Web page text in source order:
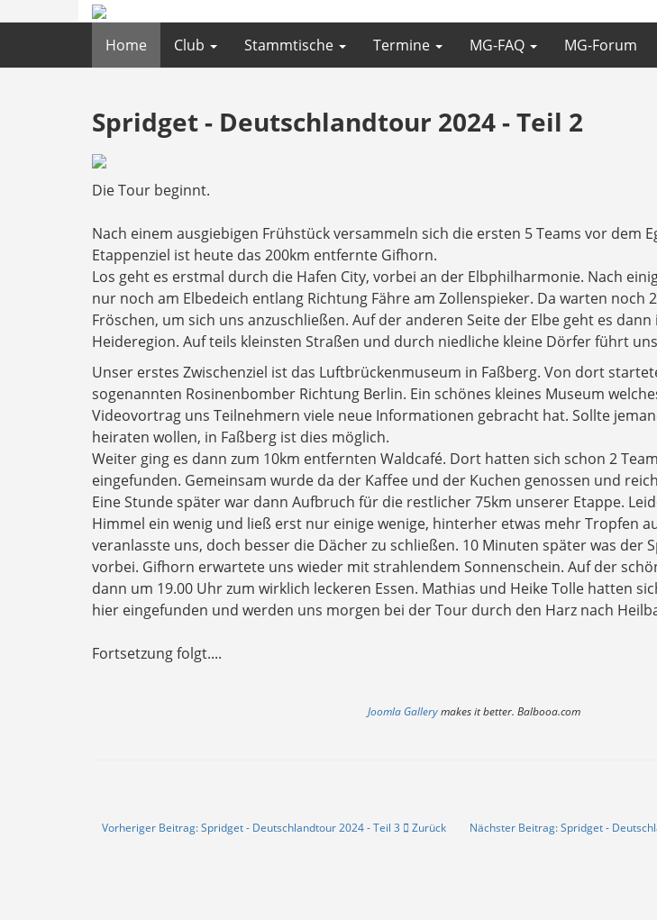
Home Club Stammtische Termine MG-FAQ MG-Forum
Spridget - Deutschlandtour 2024 - Teil 2
Die Tour beginnt.
Nach einem ausgiebigen Frühstück versammeln sich die ersten 5 Teams vor dem
Etappenziel ist heute das 200km entfernte Gifhorn.
Los geht es erstmal durch die Hafen City, vorbei an der Elbphilharmonie. Nach
nur noch am Elbedeich entlang Richtung Fähre am Zollenspieker. Da warten noch
Fröschen, um sich uns anzuschließen. Auf der anderen Seite der Elbe geht es
Heideregion. Auf teils kleinsten Straßen und durch niedliche kleine Dörfer führt
Unser erstes Zwischenziel ist das Luftbrückenmuseum in Faßberg. Von dort
sogenannten Rosinenbomber Richtung Berlin. Ein schönes kleines Museum
Videovortrag uns Teilnehmern viele neue Informationen gebracht hat. Sollte
heiraten wollen, in Faßberg ist dies möglich.
Weiter ging es dann zum 10km entfernten Waldcafé. Dort hatten sich schon 2
eingefunden. Gemeinsam wurde da der Kaffee und der Kuchen genossen und
Eine Stunde später war dann Aufbruch für die restlicher 75km unserer Etappe.
Himmel ein wenig und ließ erst nur einige wenige, hinterher etwas mehr Tropfen
veranlasste uns, doch besser die Dächer zu schließen. 10 Minuten später was der
vorbei. Gifhorn erwartete uns wieder mit strahlendem Sonnenschein. Auf der
dann um 19.00 Uhr zum wirklich leckeren Essen. Mathias und Heike Tolle hatten
hier eingefunden und werden uns morgen bei der Tour durch den Harz nach
Fortsetzung folgt....
Joomla Gallerymakes it better. Balbooa.com
Vorheriger Beitrag: Spridget - Deutschlandtour 2024 - Teil 3 Zurück Nächster Beitrag: Spridget -